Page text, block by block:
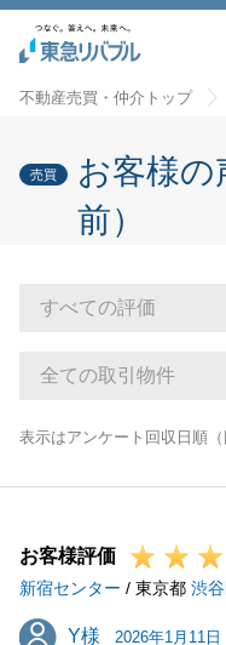
不動産売買・仲介トップ
売買
お客様の
前）
表示はアンケート回収日順
お客様評価
新宿センター / 東京都 渋
Y様
Y様 2026年1月11日